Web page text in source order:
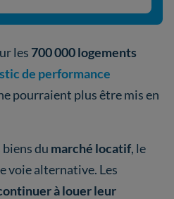
les 700 000 logements
de performance
pourraient plus être mis en
du marché locatif, le
voie alternative. Les
à louer leur